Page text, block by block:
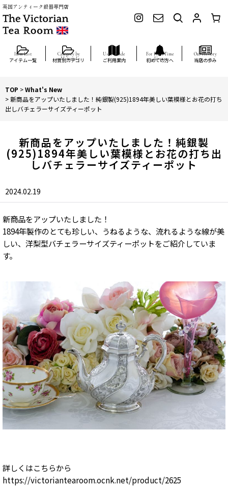
英国アンティーク銀器専門店
アイテム一覧 材質別カテゴリ ご利用案内 初めての方へ 当店の歩み
TOP >What's New
>新商品をアップいたしました！純銀製(925)1894年美しい葉模様とお花の打ち
出しバチェラーサイズティーポット
新商品をアップいたしました！純銀製
(925)1894年美しい葉模様とお花の打ち出
しバチェラーサイズティーポット
2024.02.19
新商品をアップいたしました！
1894年製作のとても珍しい、うねるような、流れるような線が美
しい、洋梨型バチェラーサイズティーポットをご紹介していま
す。
詳しくはこちらから
https://victoriantearoom.ocnk.net/product/2625